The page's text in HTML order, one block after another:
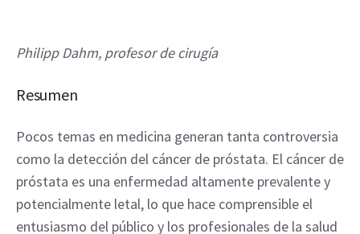
Philipp Dahm, profesor de cirugía
Resumen
Pocos temas en medicina generan tanta controversia
como la detección del cáncer de próstata. El cáncer de
próstata es una enfermedad altamente prevalente y
potencialmente letal, lo que hace comprensible el
entusiasmo del público y los profesionales de la salud